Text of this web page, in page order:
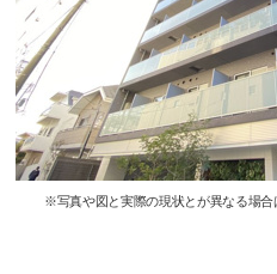
※写真や図と実際の現状とが異なる場